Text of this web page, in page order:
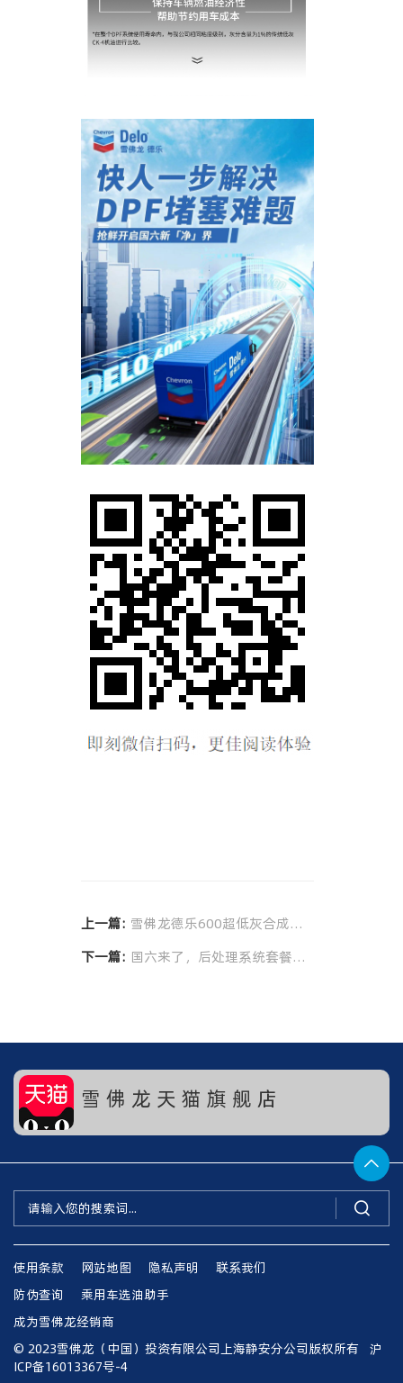
上一篇:
雪佛龙德乐600超低灰合成机油全新上市，迈进“国六”时代！
下一篇:
国六来了，后处理系统套餐大升级
雪 佛 龙 天 猫 旗 舰 店


使用条款 网站地图 隐私声明
联系我们
防伪查询
乘用车选油助手
成为雪佛龙经销商
© 2023雪佛龙（中国）投资有限公司上海静安分公司版权所有 沪
ICP备16013367号-4